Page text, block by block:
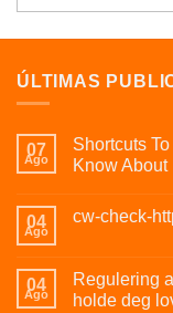
ÚLTIMAS
07
Ago
Shortcuts
Know About
04
Ago
cw-check-
04
Ago
Regulering
holde deg